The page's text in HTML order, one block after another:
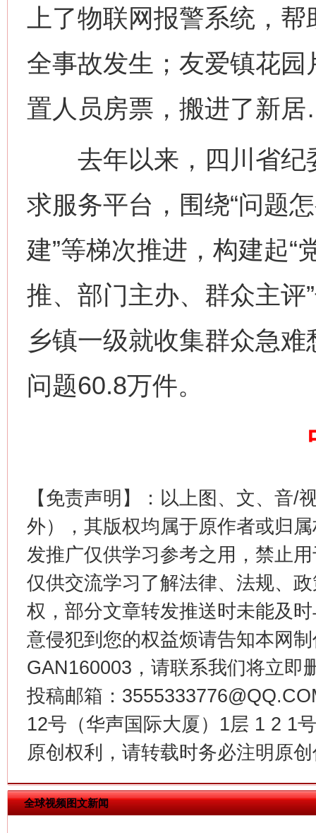
上了物联网报警系统，
全事故发生；友爱镇花
置人员房票，搬进了新
去年以来，四川省纪
求服务平台，围绕“问题
建”等梯次推进，构建起
推、部门主办、群众主评
乡镇一级就收集群众急
问题60.8万件。
【免责声明】：以上图、文、音/
外），其版权均属于原作者或归
发推广仅供学习参考之用，禁止
仅供交流学习了解法律、法规、
权，部分文章转发推送时未能及
意侵犯到您的权益烦请告知本网
GAN160003，请联系我们将立即
投稿邮箱：
12号（华声国际大厦）1层 1 2 1
原创权利，请转载时务必注明原
全球视频图文新闻
网上购药对药下症？
在谋一域中谋全局
今